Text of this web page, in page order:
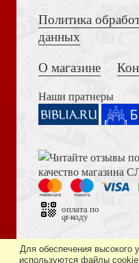
Святая блаженная
Толкование на
Политика
данных
О магазине
Наши пратнеры
оплата по
qr-коду
Дизайн сайта —
Для обеспечения высокого
используются файлы